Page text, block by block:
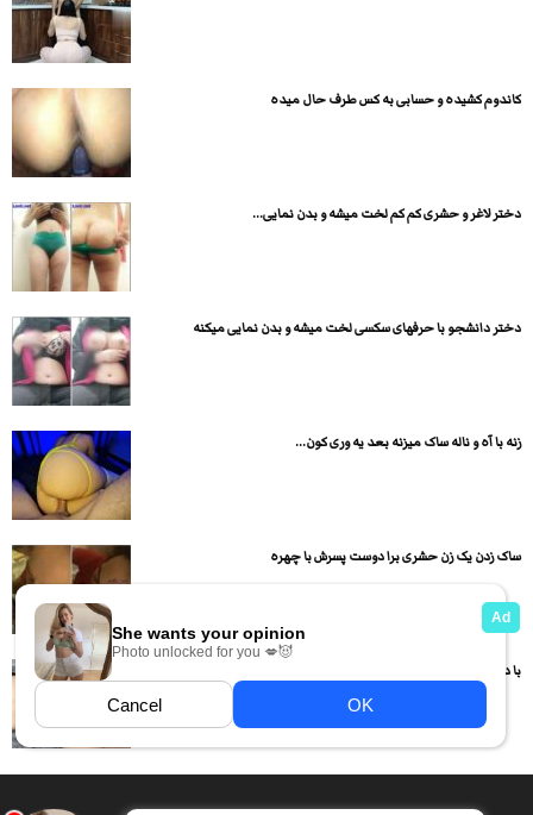
کاندوم کشیده و حسابی به کس طرف حال میده
دختر لاغر و حشری کم کم لخت میشه و بدن نمایی...
دختر دانشجو با حرفهای سکسی لخت میشه و بدن نمایی میکنه
زنه با آه و ناله ساک میزنه بعد یه وری کون...
ساک زدن یک زن حشری برا دوست پسرش با چهره
با دختر حشری به صورت داگی سکس میکنه